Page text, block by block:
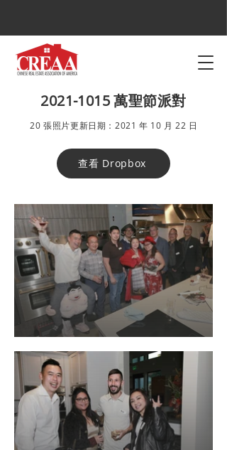
2021-1015萬聖節派對
20 張照片更新日期：2021 年 10 月 22 日
查看 Dropbox